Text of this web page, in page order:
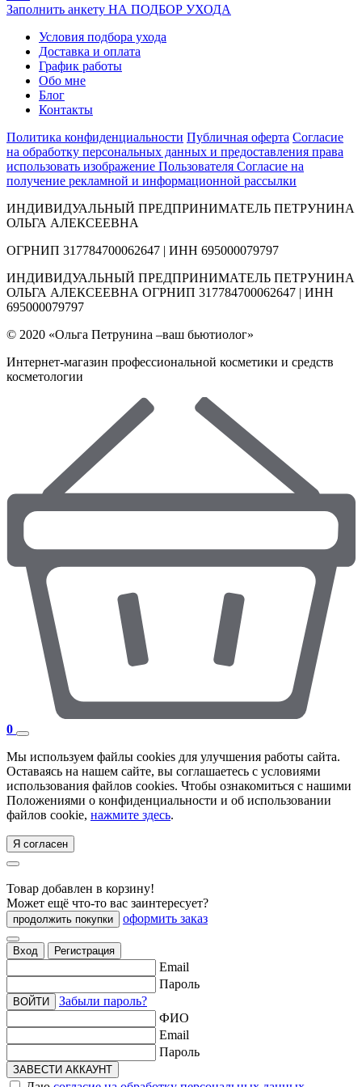
Заполнить анкету НА ПОДБОР УХОДА
Условия подбора ухода
Доставка и оплата
График работы
Обо мне
Блог
Контакты
Политика конфиденциальности Публичная оферта Согласие
на обработку персональных данных и предоставления права
использовать изображение Пользователя Согласие на
получение рекламной и информационной рассылки
ИНДИВИДУАЛЬНЫЙ ПРЕДПРИНИМАТЕЛЬ ПЕТРУНИНА
ОЛЬГА АЛЕКСЕЕВНА
ОГРНИП 317784700062647 | ИНН 695000079797
ИНДИВИДУАЛЬНЫЙ ПРЕДПРИНИМАТЕЛЬ ПЕТРУНИНА
ОЛЬГА АЛЕКСЕЕВНА ОГРНИП 317784700062647 | ИНН
695000079797
© 2020 «Ольга Петрунина –ваш бьютиолог»
Интернет-магазин профессиональной косметики и средств
косметологии
0
Мы используем файлы cookies для улучшения работы сайта.
Оставаясь на нашем сайте, вы соглашаетесь с условиями
использования файлов cookies. Чтобы ознакомиться с нашими
Положениями о конфиденциальности и об использовании
файлов cookie, нажмите здесь.
Я согласен
Товар добавлен в корзину!
Может ещё что-то вас заинтересует?
продолжить покупки оформить заказ
Вход Регистрация
Email
Пароль
ВОЙТИ
Забыли пароль?
ФИО
Email
Пароль
ЗАВЕСТИ АККАУНТ